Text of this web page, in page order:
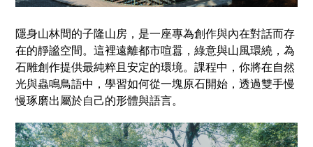
隱身山林間的子隆山房，是一座專為創作與內在對話而存
在的靜謐空間。這裡遠離都市喧囂，綠意與山風環繞，為
石雕創作提供最純粹且安定的環境。課程中，你將在自然
光與蟲鳴鳥語中，學習如何從一塊原石開始，透過雙手慢
慢琢磨出屬於自己的形體與語言。